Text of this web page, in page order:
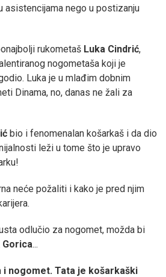
asistencijama nego u postizanju
rukometaš Luka Cindrić,
nogometaša koji je
Luka je u mlađim dobnim
Dinama, no, danas ne žali za
bio i fenomenalan košarkaš i da dio
leži u tome što je upravo
neće požaliti i kako je pred njim
odlučio za nogomet, možda bi
Gorica...
nogomet. Tata je košarkaški